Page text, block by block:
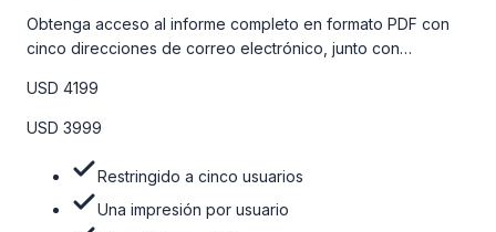
Obtenga acceso al informe completo en formato PDF con
cinco direcciones de correo electrónico, junto con
venta y el soporte post-venta de nuestros analistas. Para
obtener más información, consulte la tabla de precios a
USD 4199
USD 3999
Restringido a cinco usuarios
Una impresión por usuario